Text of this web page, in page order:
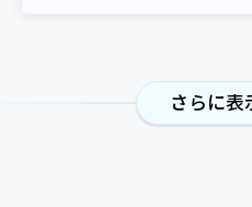
さらに表